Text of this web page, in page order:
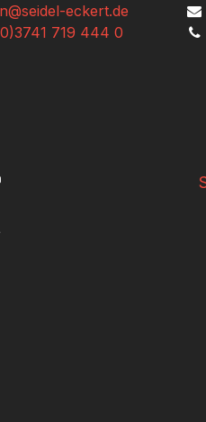
eckert.de
719 444 0